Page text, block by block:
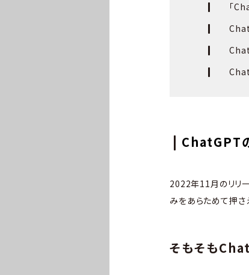
「
ChatGPT
2022年11月のリリ
みをあらためて押さ
そもそも